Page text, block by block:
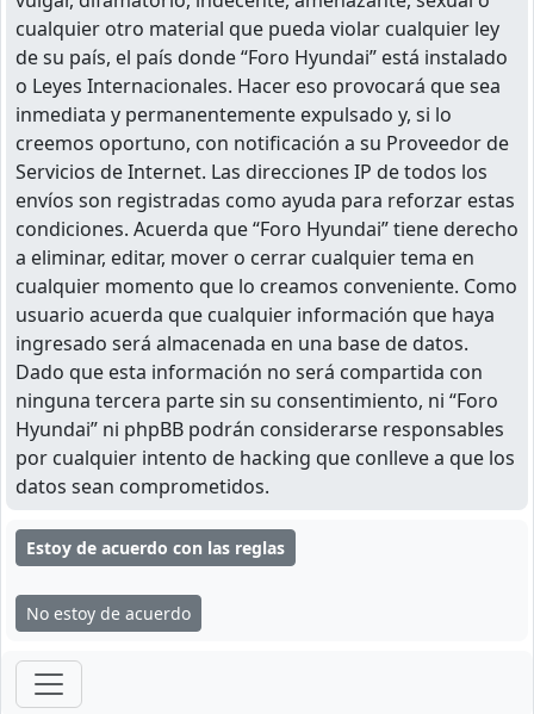
cualquier otro material que pueda violar cualquier ley
de su país, el país donde “Foro Hyundai” está instalado
o Leyes Internacionales. Hacer eso provocará que sea
inmediata y permanentemente expulsado y, si lo
creemos oportuno, con notificación a su Proveedor de
Servicios de Internet. Las direcciones IP de todos los
envíos son registradas como ayuda para reforzar estas
condiciones. Acuerda que “Foro Hyundai” tiene derecho
a eliminar, editar, mover o cerrar cualquier tema en
cualquier momento que lo creamos conveniente. Como
usuario acuerda que cualquier información que haya
ingresado será almacenada en una base de datos.
Dado que esta información no será compartida con
ninguna tercera parte sin su consentimiento, ni “Foro
Hyundai” ni phpBB podrán considerarse responsables
por cualquier intento de hacking que conlleve a que los
datos sean comprometidos.